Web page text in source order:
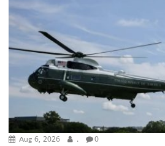
Aug 6, 2026 . 0